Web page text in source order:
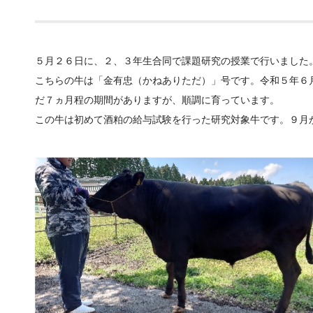
５月２６日に、２、３年生合同で課題研究の授業で行いまし
こちらの牛は「金有忠（かねありただ）」号です。令和５年
だ７ヵ月程の期間がありますが、順調に育っています。
この牛は初めて酒粕の給与試験を行った研究対象牛です。９